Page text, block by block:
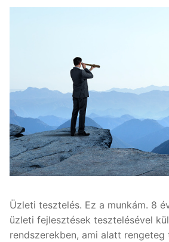
Üzleti tesztelés. Ez a munkám. 8
üzleti fejlesztések tesztelésével
rendszerekben, ami alatt